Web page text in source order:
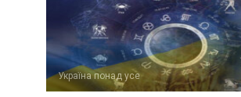
Україна понад усе